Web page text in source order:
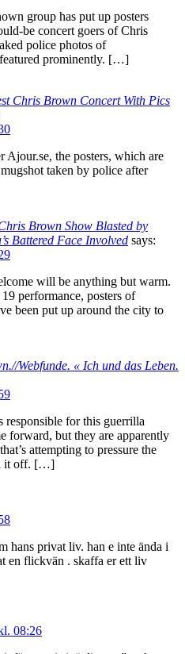
group has put up posters
be concert goers of Chris
police photos of
featured prominently. […]
Chris Brown Concert With Pics
the posters, which are
taken by police after
Brown Show Blasted by
Battered Face Involved says:
will be anything but warm.
performance, posters of
been put up around the city to
Webfunde. « Ich und das Leben.
for this guerrilla
forward, but they are apparently
attempting to pressure the
it off. […]
hans privat liv. han e inte ända i
en flickvän . skaffa er ett liv
08:26